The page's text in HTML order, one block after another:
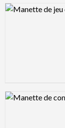
Logo Preview
Logo Preview